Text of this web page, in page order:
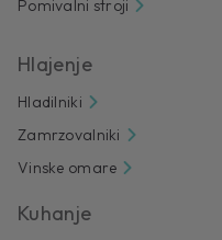
Pomivalni stroji
Hlajenje
Hladilniki
Zamrzovalniki
Vinske omare
Kuhanje